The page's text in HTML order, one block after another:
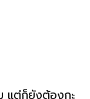
แต่ก็ยังต้องกะ